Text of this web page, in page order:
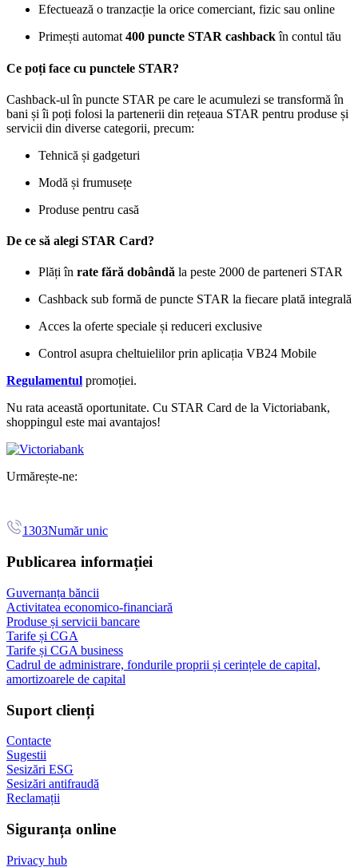
Efectuează o tranzacție la orice comerciant, fizic sau online
Primești automat400 puncte STAR cashbackîn contul tău
Ce poți face cu punctele STAR?
Cashback-ul în puncte STAR pe care le acumulezi se transformă în
bani și îi poți folosi la partenerii din rețeaua STAR pentru produse și
servicii din diverse categorii, precum:
Tehnică și gadgeturi
Modă și frumusețe
Produse pentru casă
De ce să alegi STAR Card?
Plăți în rate fără dobândă la peste 2000 de parteneri STAR
Cashback sub formă de puncte STAR la fiecare plată integrală
Acces la oferte speciale și reduceri exclusive
Control asupra cheltuielilor prin aplicația VB24 Mobile
Regulamentul promoției.
Nu rata această oportunitate. Cu STAR Card de la Victoriabank,
shoppingul este mai avantajos!
Urmărește-ne:
1303Număr unic
Publicarea informației
Guvernanța băncii
Activitatea economico-financiară
Produse și servicii bancare
Tarife și CGA
Tarife și CGA business
Cadrul de administrare, fondurile proprii și cerințele de capital,
amortizoarele de capital
Suport clienți
Contacte
Sugestii
Sesizări ESG
Sesizări antifraudă
Reclamații
Siguranța online
Privacy hub